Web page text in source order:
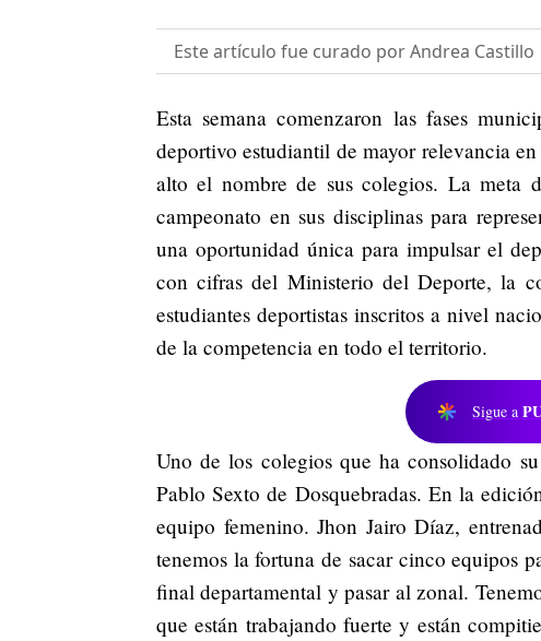
Este artículo fue curado por Andrea Castillo
Esta semana comenzaron las fases
deportivo estudiantil de mayor relevancia
alto el nombre de sus colegios. La meta
campeonato en sus disciplinas para
una oportunidad única para impulsar el
con cifras del Ministerio del Deporte, la
estudiantes deportistas inscritos a nivel
de la competencia en todo el territorio.
Sigue a
Uno de los colegios que ha consolidado
Pablo Sexto de Dosquebradas. En la
equipo femenino. Jhon Jairo Díaz,
tenemos la fortuna de sacar cinco equipos
final departamental y pasar al zonal.
que están trabajando fuerte y están